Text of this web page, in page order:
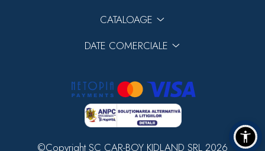
CATALOAGE
DATE COMERCIALE
©Copyright SC CAR-BOY KIDLAND SRL 2026